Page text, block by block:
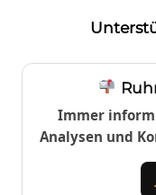
Immer
Analysen und